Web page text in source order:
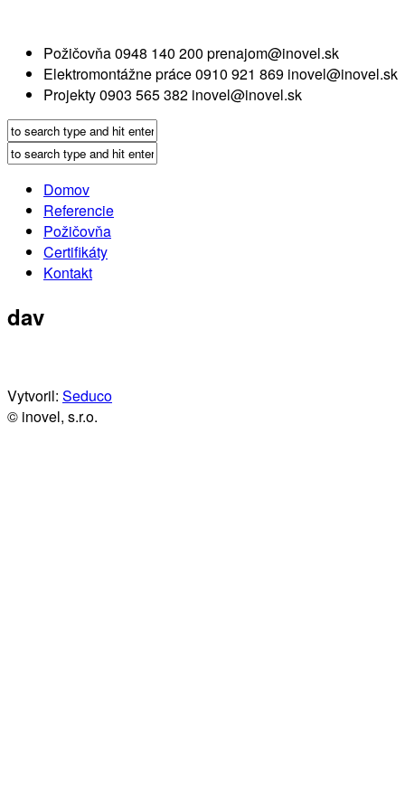
Požičovňa0948 140 200 prenajom@inovel.sk
Elektromontážne práce0910 921 869 inovel@inovel.sk
Projekty0903 565 382 inovel@inovel.sk
Domov
Referencie
Požičovňa
Certifikáty
Kontakt
dav
Vytvoril: Seduco
© inovel, s.r.o.